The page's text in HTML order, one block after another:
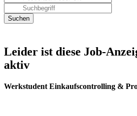
Leider ist diese Job-
aktiv
Werkstudent Einkaufscontrolling &